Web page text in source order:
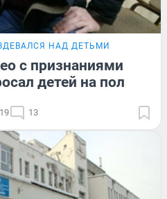
НАД ДЕТЬМИ
с признаниями
детей на пол
13